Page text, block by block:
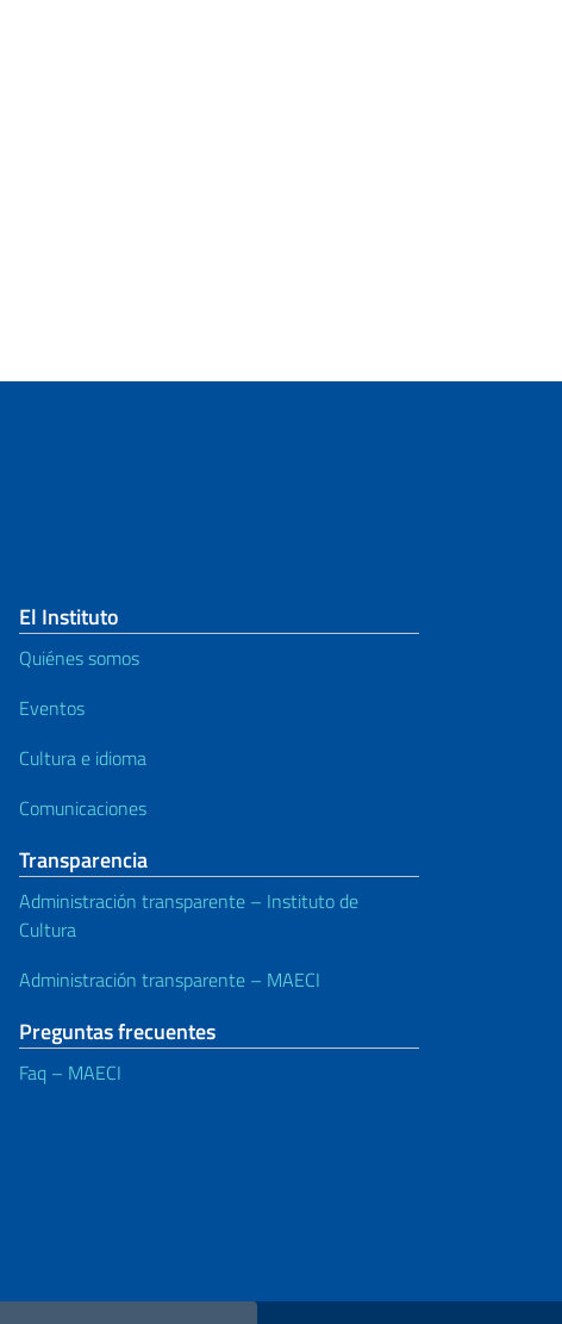
El Instituto
Quiénes somos
Eventos
Cultura e idioma
Comunicaciones
Transparencia
Administración transparente – Instituto de
Cultura
Administración transparente – MAECI
Preguntas frecuentes
Faq – MAECI